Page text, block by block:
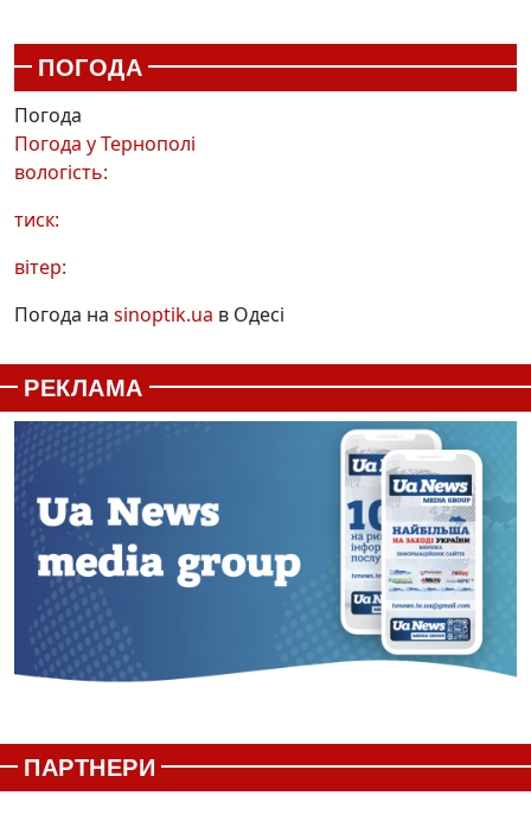
ПОГОДА
Погода
Погода уТернополі
вологість:
тиск:
вітер:
Погода на sinoptik.ua в Одесі
РЕКЛАМА
ПАРТНЕРИ